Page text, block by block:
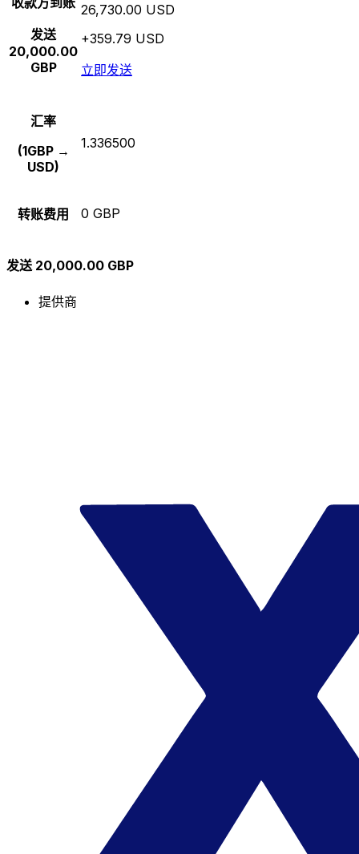
发送
20,000.00
GBP
26,730.00 USD
+359.79 USD
立即发送
汇率
(1GBP →
USD)
1.336500
转账费用 0 GBP
发送 20,000.00 GBP
提供商